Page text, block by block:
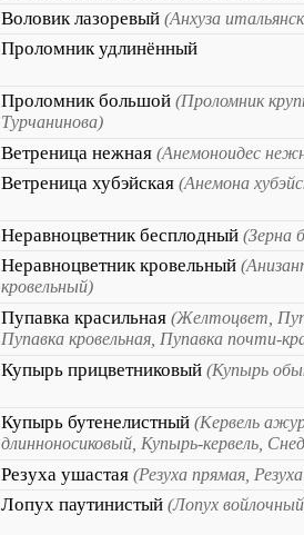
Воловик лазоревый (Анхуза
Проломник удлинённый
Проломник большой (Проломник
Турчанинова)
Ветреница нежная (Анемоноидес
Ветреница хубэйская (Анемона
Неравноцветник бесплодный (Зерна
Неравноцветник кровельный
кровельный)
Пупавка красильная (Желтоцвет,
Пупавка кровельная, Пупавка почти-
Купырь прицветниковый (Купырь
Купырь бутенелистный (Кервель
длинноносиковый, Купырь-кервель,
Резуха ушастая (Резуха прямая,
Лопух паутинистый (Лопух